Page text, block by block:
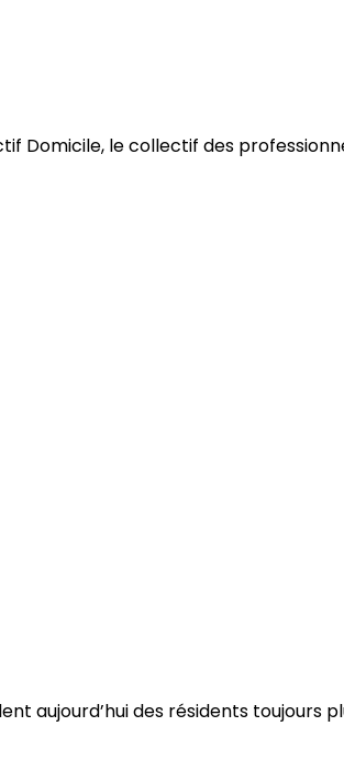
Domicile, le collectif des
aujourd’hui des résidents toujours